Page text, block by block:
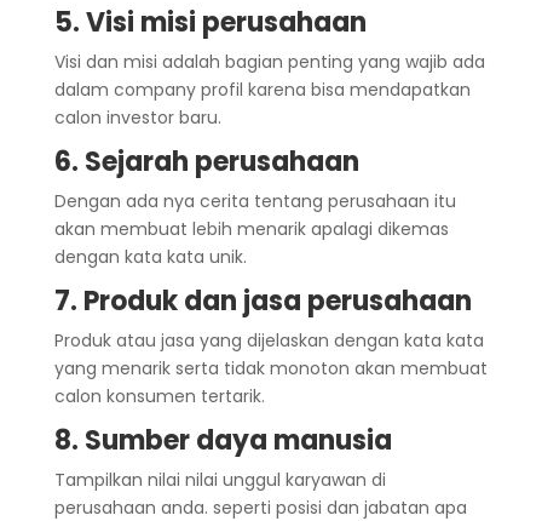
5. Visi misi perusahaan
Visi dan misi adalah bagian penting yang wajib ada
dalam company profil karena bisa mendapatkan
calon investor baru.
6. Sejarah perusahaan
Dengan ada nya cerita tentang perusahaan itu
akan membuat lebih menarik apalagi dikemas
dengan kata kata unik.
7. Produk dan jasa perusahaan
Produk atau jasa yang dijelaskan dengan kata kata
yang menarik serta tidak monoton akan membuat
calon konsumen tertarik.
8. Sumber daya manusia
Tampilkan nilai nilai unggul karyawan di
perusahaan anda. seperti posisi dan jabatan apa